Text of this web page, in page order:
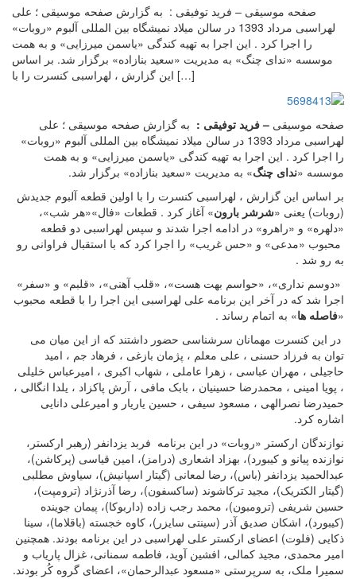
صفحه موسیقی – فرید توفیقی : به گزارش صفحه موسیقی ؛ علی
لهراسبی مرداد 1393 در سالن میلاد نمیشگاه بین المللی آلبوم «روبات»
را اجرا کرد . این اجرا به تهیه کندگی «یاسمن میرزایی» و به همت
موسسه «ندای چنگ» به مدیریت «سعید بنازاده» برگزار شد. بر اساس
این گزارش ، لهراسبی کنسرت را با […]
صفحه موسیقی – فرید توفیقی : به گزارش صفحه موسیقی ؛ علی
لهراسبی مرداد 1393 در سالن میلاد نمیشگاه بین المللی آلبوم «روبات»
را اجرا کرد . این اجرا به تهیه کندگی «یاسمن میرزایی» و به همت
موسسه «ندای چنگ» به مدیریت «سعید بنازاده» برگزار شد.
بر اساس این گزارش ، لهراسبی کنسرت را با اولین قطعه آلبوم جدیدش
(روبات) یعنی «شرشر بارون» آغاز کرد . قطعات «فال»«هر شب»،
«دلهره» و «راهرو» در ادامه اجرا شدند و سپس لهراسبی دو قطعه
محبوب «مدعی» و «حس غریب» را اجرا کرد که با استقبال فراوانی رو
به رو شد .
«دوسم نداری»، «حواسم بهت هست»، «قلب آهنی»، «قلبم» و «سفر»
اجرا شد که در آخر این برنامه علی لهراسبی این اجرا را با قطعه محبوب
«فاصله ها» به اتمام رساند .
در این کنسرت مهمانان سرشناسی حضور داشتند که از این میان می
توان به فرزاد حسنی ، علی معلم ، پژمان بازغی ، فرهاد جم ، امید
حاجیلی ، مهران عباسی ، زهرا عاملی ، شهاب اکبری ، امیرعباس خلیلی
، پویا امینی ، محمدرضا حسینیان ، بابک مافی ، آرش پاکزاد ، یلدا انگالی ،
حمیدرضا نصرالهی ، مسعود سیفی ، حسین یاریار و امیرعلی دانایی
اشاره کرد.
نوازندگان ارکستر «روبات» در این برنامه فربد یزدانفر (رهبر ارکستر،
نوازنده پیانو و کیبورد)، بهزاد اشعارى (درامز)، امین قیاسى (پرکاشن)،
عبدالحمید یزدانفر (باس)، رضا لمعانى (گیتار اسپانیش)، سیاوش مطلبى
(گیتار الکتریک)، مجید ترکاشوند (ساکسفون)، رضا آذرنژاد (ترومپت)،
حسین شریفى (ترومبون)، محمد رجب زاده (داربوکا)، پیمان جوینده
(کیبورد)، اشکان صدیق آذر (سینتى سایزر)، کاوه خجسته (باقلاما)، سینا
ذکایى (فلوت) اعضای ارکستر علی لهراسبی در این برنامه بودند. همچنین
امیر محمدى، مجید کمالى، افشین آوید، فاطمه سمنانى، غزال پاریاب و
سمیرا ملک، به سرپرستی «مسعود عبدالرحمان»، اعضای گروه کُر بودند.